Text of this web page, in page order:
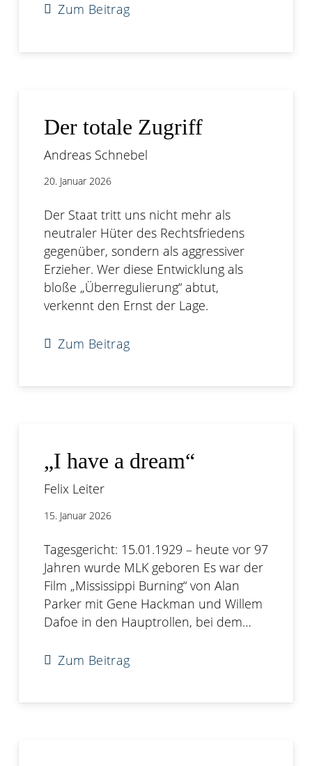
Zum Beitrag
Der totale Zugriff
Andreas Schnebel
20. Januar 2026
Der Staat tritt uns nicht mehr als
neutraler Hüter des Rechtsfriedens
gegenüber, sondern als aggressiver
Erzieher. Wer diese Entwicklung als
bloße „Überregulierung“ abtut,
verkennt den Ernst der Lage.
Zum Beitrag
„I have a dream“
Felix Leiter
15. Januar 2026
Tagesgericht: 15.01.1929 – heute vor 97
Jahren wurde MLK geboren Es war der
Film „Mississippi Burning“ von Alan
Parker mit Gene Hackman und Willem
Dafoe in den Hauptrollen, bei dem…
Zum Beitrag